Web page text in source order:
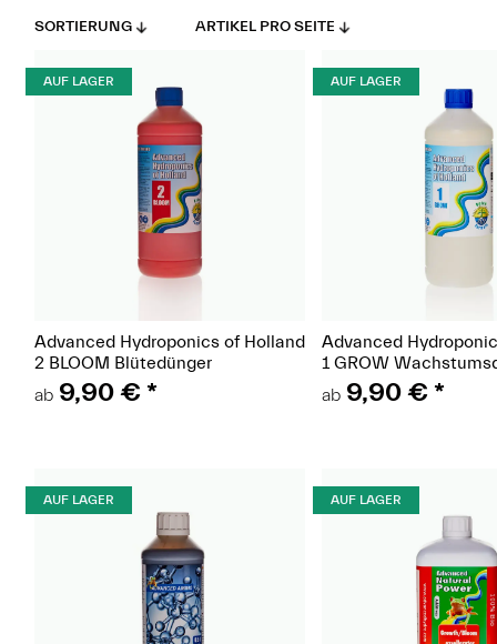
SORTIERUNG ARTIKEL PRO SEITE
AUF LAGER
Advanced Hydroponics of Holland
2 BLOOM Blütedünger
ab 9,90 €*
AUF LAGER
Advanced
1 GROW
ab 9,90 €*
AUF LAGER AUF LAGER